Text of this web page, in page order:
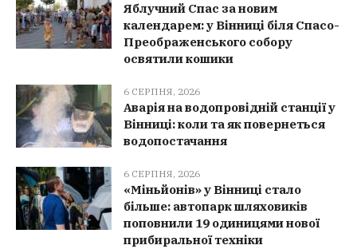
Яблучний Спас за новим
календарем: у Вінниці біля Спасо-
Преображенського собору
освятили кошики
6 СЕРПНЯ, 2026
Аварія на водопровідній станції у
Вінниці: коли та як повернеться
водопостачання
6 СЕРПНЯ, 2026
«Міньйонів» у Вінниці стало
більше: автопарк шляховиків
поповнили 19 одиницями нової
прибиральної техніки